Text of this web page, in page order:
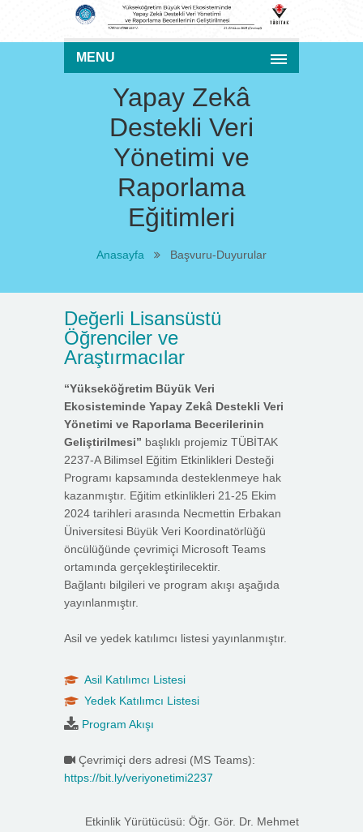
MENU
Yapay Zekâ
Destekli Veri
Yönetimi ve
Raporlama
Eğitimleri
Anasayfa Başvuru-Duyurular
Değerli Lisansüstü
Öğrenciler ve
Araştırmacılar
“Yükseköğretim Büyük Veri
Ekosisteminde Yapay Zekâ Destekli Veri
Yönetimi ve Raporlama Becerilerinin
Geliştirilmesi” başlıklı projemiz TÜBİTAK
2237-A Bilimsel Eğitim Etkinlikleri Desteği
Programı kapsamında desteklenmeye hak
kazanmıştır. Eğitim etkinlikleri 21-25 Ekim
2024 tarihleri arasında Necmettin Erbakan
Üniversitesi Büyük Veri Koordinatörlüğü
öncülüğünde çevrimiçi Microsoft Teams
ortamında gerçekleştirilecektir.
Bağlantı bilgileri ve program akışı aşağıda
yayınlanmıştır.
Asil ve yedek katılımcı listesi yayınlanmıştır.
Asil Katılımcı Listesi
Yedek Katılımcı Listesi
Program Akışı
Çevrimiçi ders adresi (MS Teams):
https://bit.ly/veriyonetimi2237
Etkinlik Yürütücüsü: Öğr. Gör. Dr. Mehmet